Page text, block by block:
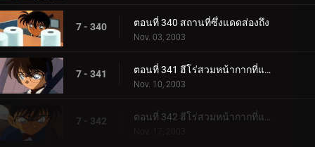
7 - 340 ตอนที่ 340 สถานที่ซึ่งแดดส่องถึง
Nov. 03, 2003
7 - 341 ตอนที่ 341 ฮีโร่สวมหน้ากากที่แสนโสมม (ตอนแรก)
Nov. 10, 2003
7 - 342 ตอนที่ 342 ฮีโร่สวมหน้ากากที่แสนโสมม (ตอนจบ)